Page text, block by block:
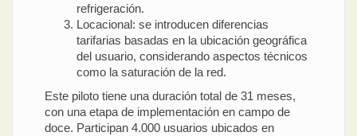
refrigeración.
Locacional: se introducen diferencias
tarifarias basadas en la ubicación geográfica
del usuario, considerando aspectos técnicos
como la saturación de la red.
Este piloto tiene una duración total de 31 meses,
con una etapa de implementación en campo de
doce. Participan 4.000 usuarios ubicados en